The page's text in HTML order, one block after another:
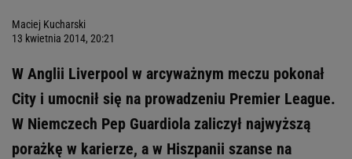
Maciej Kucharski
13 kwietnia 2014, 20:21
W Anglii Liverpool w arcyważnym meczu pokonał
City i umocnił się na prowadzeniu Premier League.
W Niemczech Pep Guardiola zaliczył najwyższą
porażkę w karierze, a w Hiszpanii szanse na